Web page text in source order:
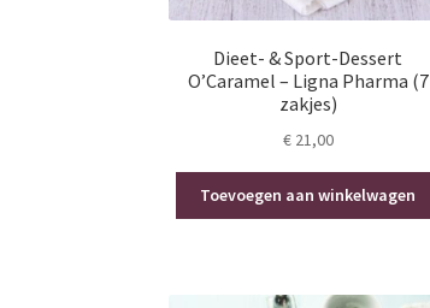
Dieet- & Sport-Dessert
O’Caramel – Ligna Pharma (7
zakjes)
€21,00
Toevoegen aan winkelwagen